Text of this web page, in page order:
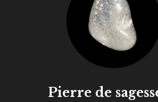
Pierre de